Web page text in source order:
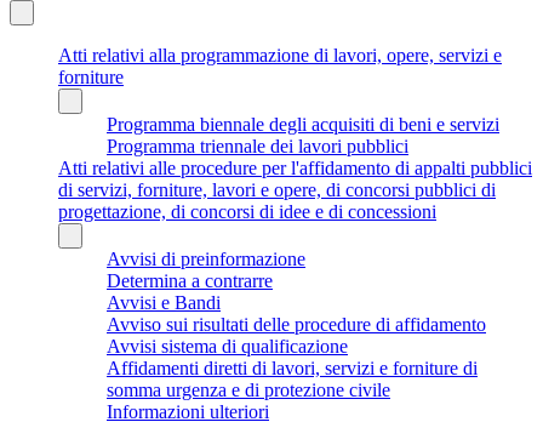
Atti relativi alla programmazione di lavori, opere, servizi e
forniture
Programma biennale degli acquisiti di beni e servizi
Programma triennale dei lavori pubblici
Atti relativi alle procedure per l'affidamento di appalti pubblici
di servizi, forniture, lavori e opere, di concorsi pubblici di
progettazione, di concorsi di idee e di concessioni
Avvisi di preinformazione
Determina a contrarre
Avvisi e Bandi
Avviso sui risultati delle procedure di affidamento
Avvisi sistema di qualificazione
Affidamenti diretti di lavori, servizi e forniture di
somma urgenza e di protezione civile
Informazioni ulteriori